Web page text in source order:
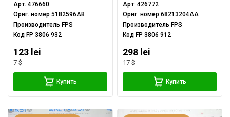
Арт.476660
Ориг. номер5182596AB
Производитель FPS
Код FP 3806 932
123 lei
7 $
Купить
Арт.426772
Ориг. номер68213204AA
Производитель FPS
Код FP 3806 912
298 lei
17 $
Купить